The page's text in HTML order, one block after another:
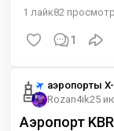
1 лайк82
1
аэропорты
Rozan4ik25
Аэропорт